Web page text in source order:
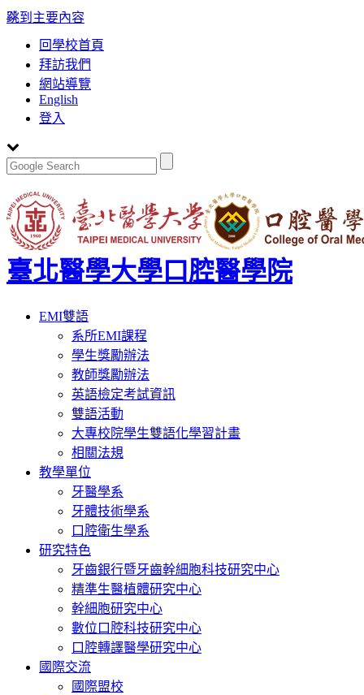
跳到主要內容
:::
回學校首頁
拜訪我們
網站導覽
English
登入
臺北醫學大學口腔醫學院
Toggle
navigation
EMI雙語
系所EMI課程
學生獎勵辦法
教師獎勵辦法
英語檢定考試資訊
雙語活動
大專校院學生雙語化學習計畫
相關法規
教學單位
牙醫學系
牙體技術學系
口腔衛生學系
研究特色
牙齒銀行暨牙齒幹細胞科技研究中心
精準生醫植體研究中心
幹細胞研究中心
數位口腔科技研究中心
口腔轉譯醫學研究中心
國際交流
國際盟校